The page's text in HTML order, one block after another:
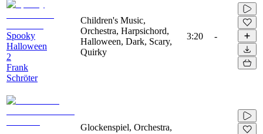
Spooky
Halloween
2
Frank
Schröter
Children's Music,
Orchestra, Harpsichord,
Halloween, Dark, Scary,
Quirky
3:20 -
Glockenspiel, Orchestra,